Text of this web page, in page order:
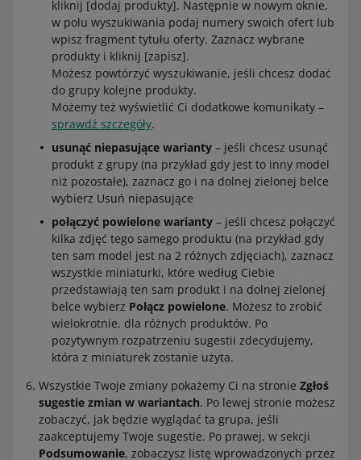
kliknij [dodaj produkty]. Następnie w nowym oknie,
w polu wyszukiwania podaj numery swoich ofert lub
wpisz fragment tytułu oferty. Zaznacz wybrane
produkty i kliknij [zapisz].
Możesz powtórzyć wyszukiwanie, jeśli chcesz dodać
do grupy kolejne produkty.
Możemy też wyświetlić Ci dodatkowe komunikaty –
sprawdź szczegóły.
usunąć niepasujące warianty – jeśli chcesz usunąć
produkt z grupy (na przykład gdy jest to inny model
niż pozostałe), zaznacz go i na dolnej zielonej belce
wybierz Usuń niepasujące
połączyć powielone warianty – jeśli chcesz połączyć
kilka zdjęć tego samego produktu (na przykład gdy
ten sam model jest na 2 różnych zdjęciach), zaznacz
wszystkie miniaturki, które według Ciebie
przedstawiają ten sam produkt i na dolnej zielonej
belce wybierz Połącz powielone. Możesz to zrobić
wielokrotnie, dla różnych produktów. Po
pozytywnym rozpatrzeniu sugestii zdecydujemy,
która z miniaturek zostanie użyta.
Wszystkie Twoje zmiany pokażemy Ci na stronie Zgłoś
sugestie zmian w wariantach. Po lewej stronie możesz
zobaczyć, jak będzie wyglądać ta grupa, jeśli
zaakceptujemy Twoje sugestie. Po prawej, w sekcji
Podsumowanie, zobaczysz listę wprowadzonych przez